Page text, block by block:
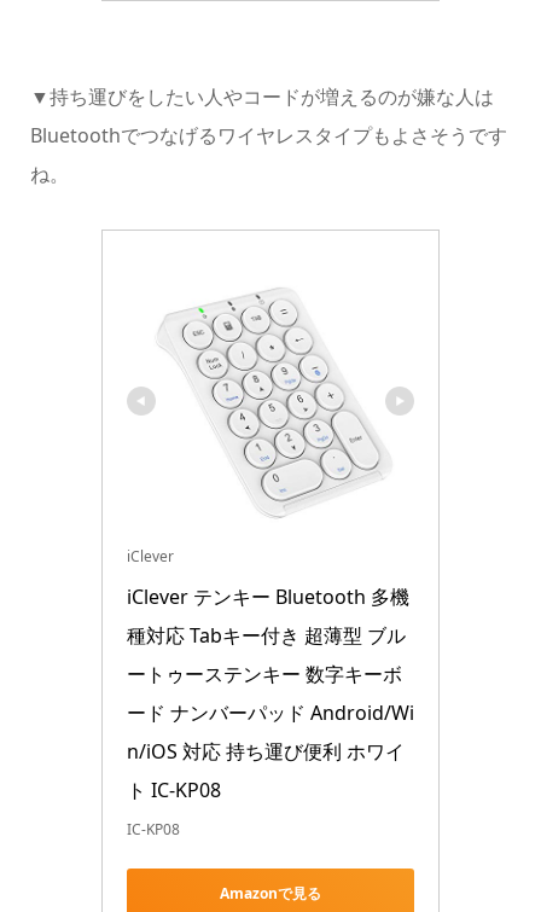
▼持ち運びをしたい人やコードが増えるのが嫌な人は
Bluetoothでつなげるワイヤレスタイプもよさそうです
ね。
iClever
iClever テンキー Bluetooth 多機
種対応 Tabキー付き 超薄型 ブル
ートゥーステンキー 数字キーボ
ード ナンバーパッド Android/Wi
n/iOS 対応 持ち運び便利 ホワイ
ト IC-KP08
IC-KP08
Amazonで見る